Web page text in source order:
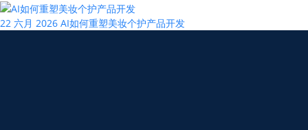
22 六月 2026 AI如何重塑美妆个护产品开发